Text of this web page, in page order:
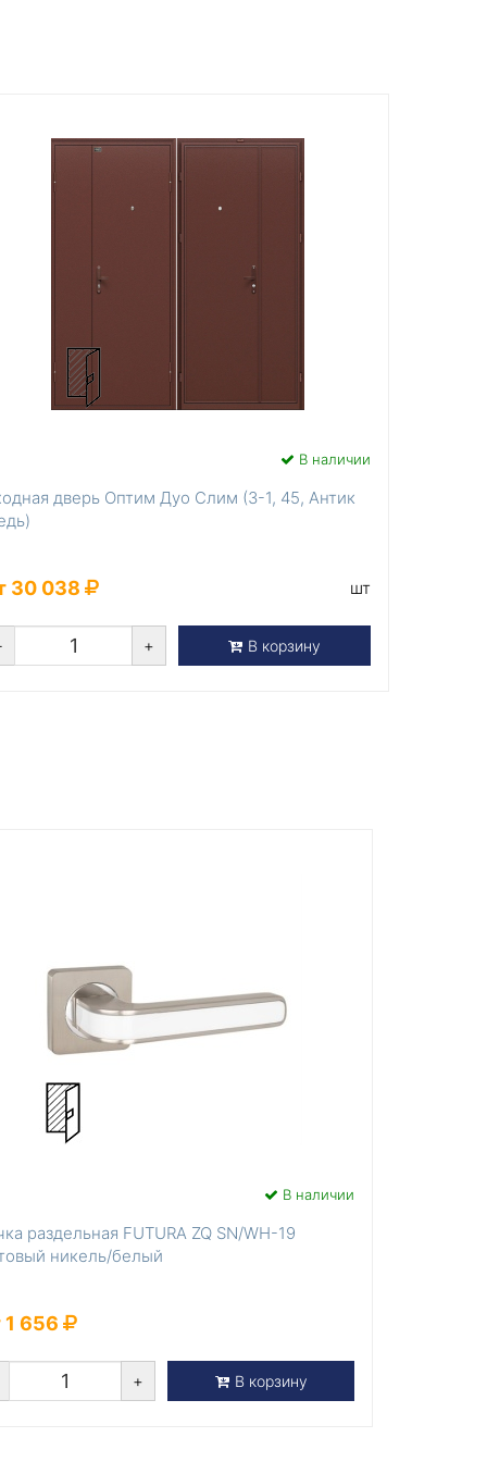
В наличии
дверь Оптим Дуо Слим (З-1, 45, Антик
30 038 шт
+ В корзину
В наличии
раздельная FUTURA ZQ SN/WH-19
никель/белый
1 656
+ В корзину